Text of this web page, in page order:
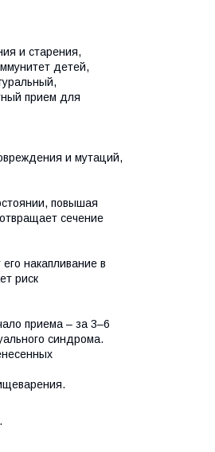
и старения,
детей,
прием для
и мутаций,
повышая
сечение
накапливание в
риск
приема – за 3–6
синдрома.